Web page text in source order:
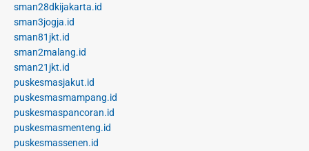
sman28dkijakarta.id
sman3jogja.id
sman81jkt.id
sman2malang.id
sman21jkt.id
puskesmasjakut.id
puskesmasmampang.id
puskesmaspancoran.id
puskesmasmenteng.id
puskesmassenen.id